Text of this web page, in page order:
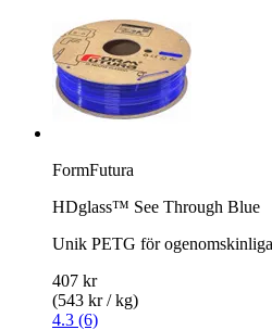
FormFutura
HDglass™ See Through Blue
Unik PETG för
407 kr
(543 kr / kg)
4.3 (6)